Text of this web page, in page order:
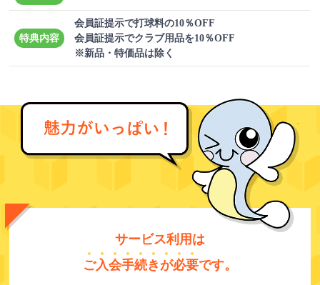
特典内容
会員証提示で打球料の10％OFF
会員証提示でクラブ用品を10％OFF
※新品・特価品は除く
サービス利用は
ご入会手続き が必要です。